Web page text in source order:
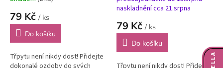
79 Kč / ks
Do košíku
Třpytu není nikdy dost! Přidejte
naskladnění cca 21.srpna
79 Kč / ks
Do košíku